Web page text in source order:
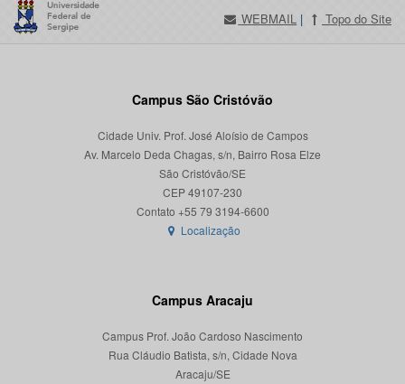
WEBMAIL | Topo do Site
Campus São Cristóvão
Cidade Univ. Prof. José Aloísio de Campos
Av. Marcelo Deda Chagas, s/n, Bairro Rosa Elze
São Cristóvão/SE
CEP 49107-230
Localização
Campus Aracaju
Campus Prof. João Cardoso Nascimento
Rua Cláudio Batista, s/n, Cidade Nova
Aracaju/SE